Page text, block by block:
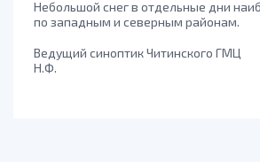
Небольшой снег в отдельные дни
по западным и северным районам.
Ведущий синоптик Читинского
Н.Ф.